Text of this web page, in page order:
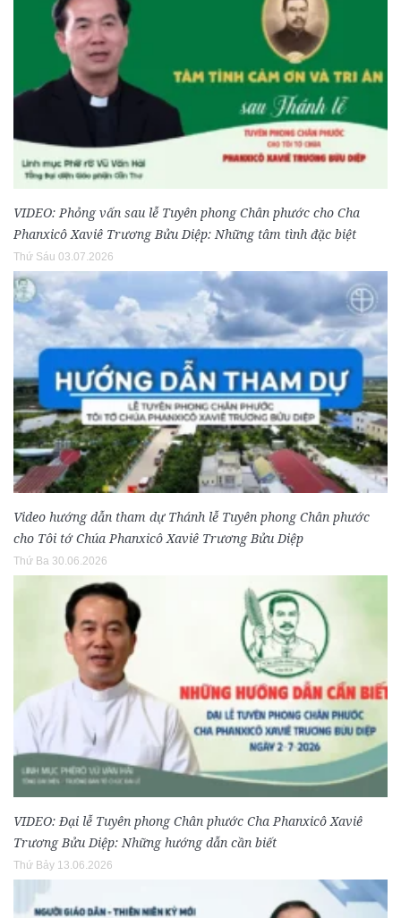
VIDEO: Phỏng vấn sau lễ Tuyên phong Chân phước cho Cha
Phanxicô Xaviê Trương Bửu Diệp: Những tâm tình đặc biệt
Thứ Sáu 03.07.2026
Video hướng dẫn tham dự Thánh lễ Tuyên phong Chân phước
cho Tôi tớ Chúa Phanxicô Xaviê Trương Bửu Diệp
Thứ Ba 30.06.2026
VIDEO: Đại lễ Tuyên phong Chân phước Cha Phanxicô Xaviê
Trương Bửu Diệp: Những hướng dẫn cần biết
Thứ Bảy 13.06.2026